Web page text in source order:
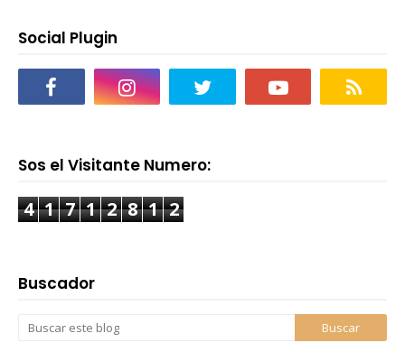
Social Plugin
Sos el Visitante Numero:
4 1 7 1 2 8 1 2
Buscador